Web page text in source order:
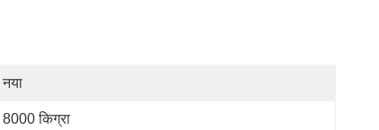
नया
8000 किग्रा